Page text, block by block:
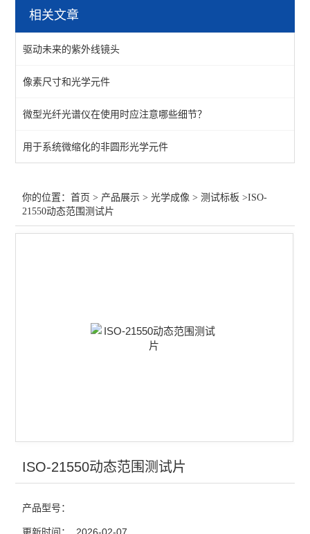
光学成像
红外镜头
查看全部 >>
相关文章
驱动未来的紫外线镜头
像素尺寸和光学元件
微型光纤光谱仪在使用时应注意哪些细节？
用于系统微缩化的非圆形光学元件
你的位置：首页 > 产品展示 >光学成像 >测试标板 >ISO-
21550动态范围测试片
ISO-21550动态范围测试片
产品型号：